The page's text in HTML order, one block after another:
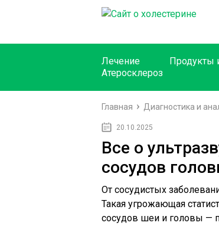
Лечение Продукты
Атеросклероз
Главная Диагностика и
20.10.2025
Все о
сосудов
От сосудистых
Такая угрожающая
сосудов шеи и головы —